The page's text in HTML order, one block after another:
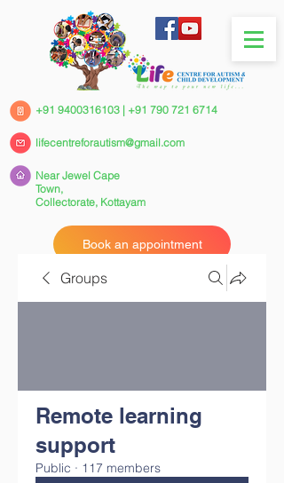
+91 9400316103 | +91 790 721 6714
Near Jewel Cape
Town,
Collectorate, Kottayam
Book an appointment
lifecentreforautism@gmail.com
Groups
Remote learning
support
Public · 117 members